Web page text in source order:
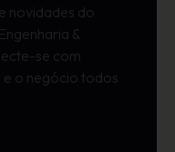
novidades do
&
se com
e o negócio todos